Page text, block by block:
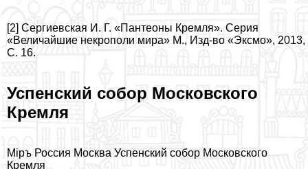
[2] Сергиевская И. Г. «Пантеоны Кремля». Серия
«Величайшие некрополи мира» М., Изд-во «Эксмо», 2013,
С. 16.
Успенский собор Московского
Кремля
Мiръ Россия Москва Успенский собор Московского
Кремля